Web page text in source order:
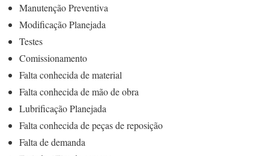
Manutenção Preventiva
Modificação Planejada
Testes
Comissionamento
Falta conhecida de material
Falta conhecida de mão de obra
Lubrificação Planejada
Falta conhecida de peças de reposição
Falta de demanda